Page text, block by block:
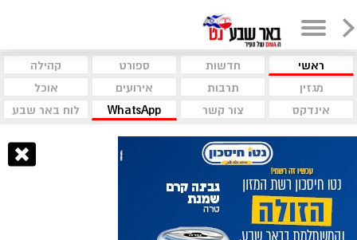
ראשי חדשות ספורט
קהילה
מגזין
תרבות אירועים
אוכל
אינדקס
צור קשר WhatsApp לוח באר שבע